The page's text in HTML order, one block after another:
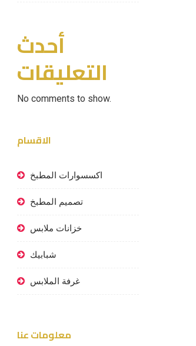
أحدث
التعليقات
No comments to show.
الاقسام
اكسسوارات المطبخ
تصميم المطبخ
خزانات ملابس
شبابيك
غرفة الملابس
معلومات عنا